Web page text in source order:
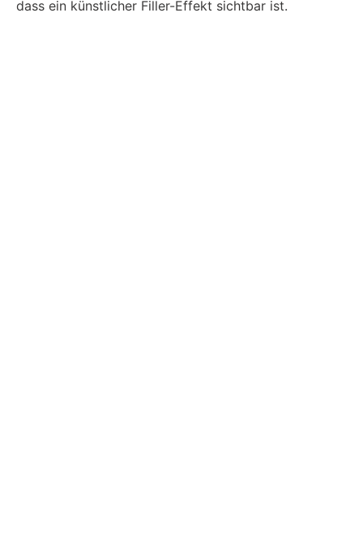
dass ein künstlicher Filler-Effekt sichtbar ist.